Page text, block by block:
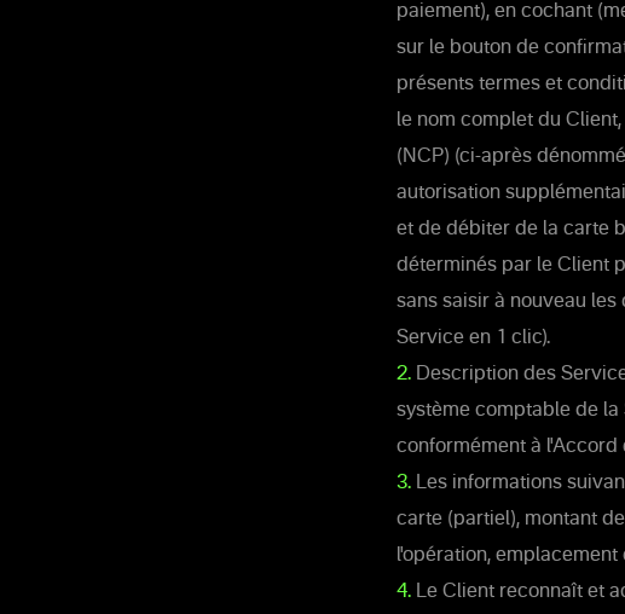
paiement), en cochant
sur le bouton de
présents termes et
le nom complet du
(NCP) (ci-après
autorisation
et de débiter de la carte
déterminés par le Client
sans saisir à nouveau
Service en 1 clic).
2. Description des
système comptable de
conformément à l'Accord
3. Les informations
carte (partiel), montant
l'opération, emplacement
4. Le Client reconnaît et